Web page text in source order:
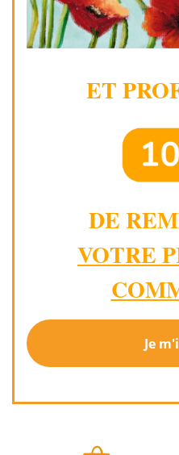
ET
DE
VOTRE
Je